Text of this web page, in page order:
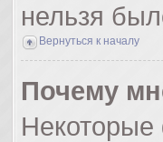
нельзя
Вернуться к началу
Почему